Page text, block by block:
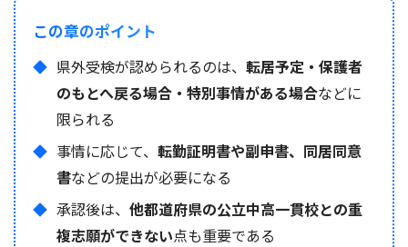
この章のポイント
県外受検が認められるのは、 転居予定・保護者
のもとへ戻る場合・特別事情がある場合などに
限られる
事情に応じて、 転勤証明書や副申書、同居同意
書などの提出が必要になる
承認後は、 他都道府県の公立中高一貫校との重
複志願ができない点も重要である